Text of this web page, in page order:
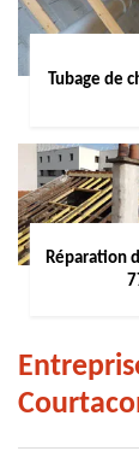
Tubage de
Réparation